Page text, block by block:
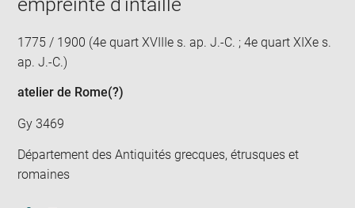
1775 / 1900 (4e quart XVIIIe s. ap. J.-C. ; 4e quart XIXe s.
ap. J.-C.)
atelier de Rome(?)
Gy 3469
Département des Antiquités grecques, étrusques et
romaines